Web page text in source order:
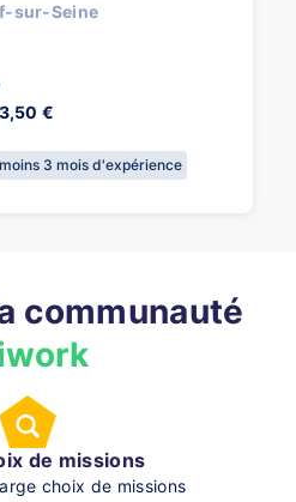
sur-Seine
€
3 mois d'expérience
communauté
de missions
choix de missions